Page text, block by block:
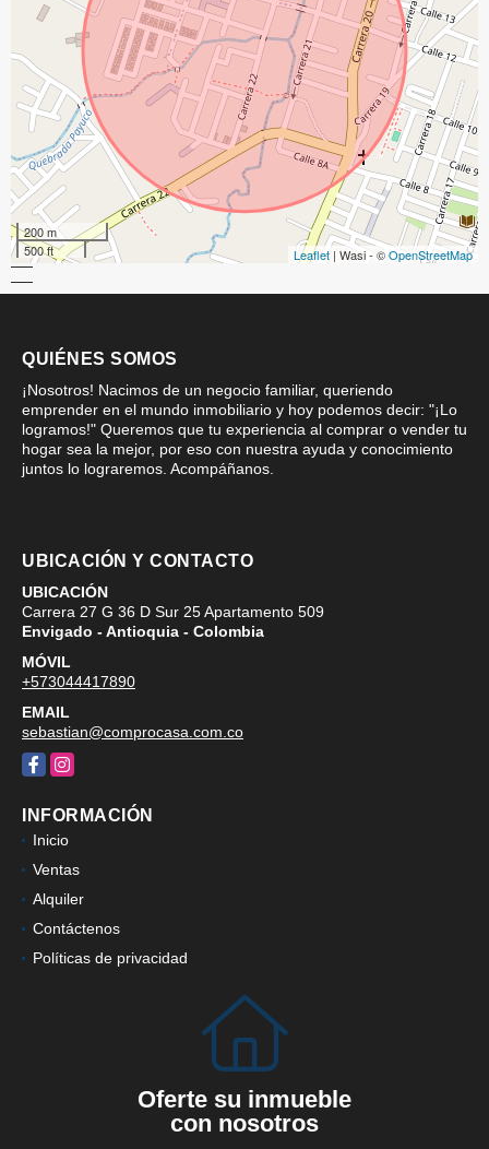
200 m
500 ft
Leaflet | Wasi - ©OpenStreetMap
QUIÉNES SOMOS
¡Nosotros! Nacimos de un negocio familiar, queriendo
emprender en el mundo inmobiliario y hoy podemos decir: "¡Lo
logramos!" Queremos que tu experiencia al comprar o vender tu
hogar sea la mejor, por eso con nuestra ayuda y conocimiento
juntos lo lograremos. Acompáñanos.
UBICACIÓN Y CONTACTO
UBICACIÓN
Carrera 27 G 36 D Sur 25 Apartamento 509
Envigado - Antioquia - Colombia
MÓVIL
+573044417890
EMAIL
sebastian@comprocasa.com.co
FacebookInstagram
INFORMACIÓN
Inicio
Ventas
Alquiler
Contáctenos
Políticas de privacidad
Oferte su inmueble
con nosotros